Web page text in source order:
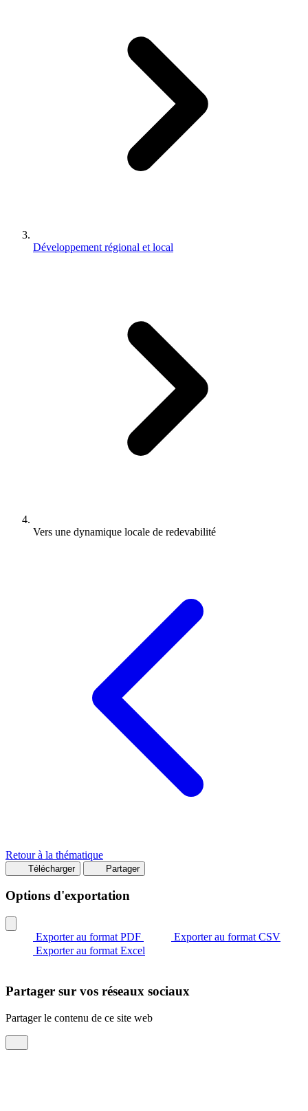
Développement régional et local
Vers une dynamique locale de redevabilité
Retour à la thématique
Télécharger Partager
Options d'exportation
Exporter au format PDF
Exporter au format CSV
Exporter au format Excel
Partager sur vos réseaux sociaux
Partager le contenu de ce site web